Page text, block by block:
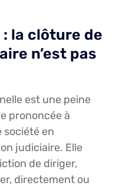
la clôture de
n’est pas
est une peine
prononcée à
société en
judiciaire. Elle
de diriger,
directement ou